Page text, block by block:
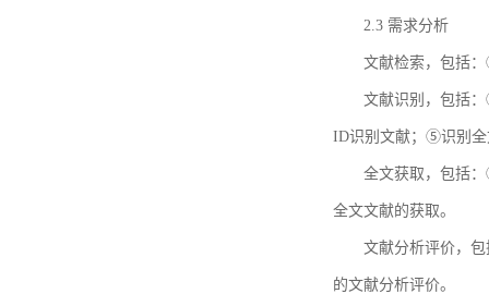
2.3 需求分析
文献检索，包括
文献识别，包括
ID识别文献；⑤识别全
全文获取，包括
全文文献的获取。
文献分析评价，
的文献分析评价。